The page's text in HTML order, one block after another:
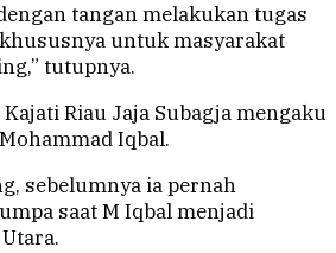
tangan melakukan tugas
untuk masyarakat
tutupnya.
Riau Jaja Subagja mengaku
Iqbal.
sebelumnya ia pernah
saat M Iqbal menjadi